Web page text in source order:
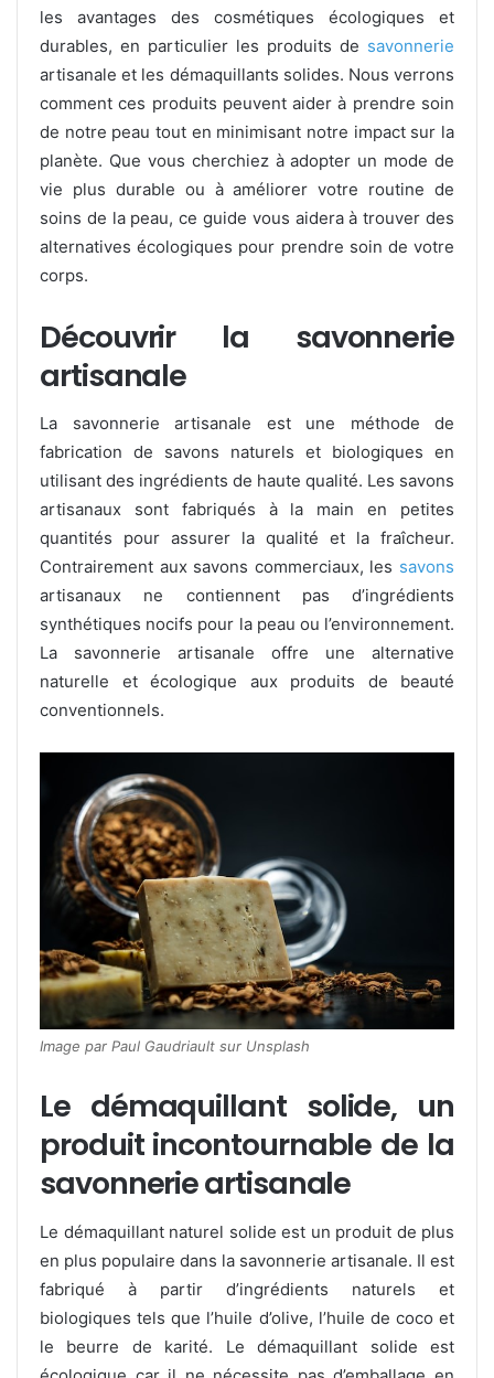
les avantages des cosmétiques écologiques et
durables, en particulier les produits de savonnerie
artisanale et les démaquillants solides. Nous verrons
comment ces produits peuvent aider à prendre soin
de notre peau tout en minimisant notre impact sur la
planète. Que vous cherchiez à adopter un mode de
vie plus durable ou à améliorer votre routine de
soins de la peau, ce guide vous aidera à trouver des
alternatives écologiques pour prendre soin de votre
corps.
Découvrir la savonnerie
artisanale
La savonnerie artisanale est une méthode de
fabrication de savons naturels et biologiques en
utilisant des ingrédients de haute qualité. Les savons
artisanaux sont fabriqués à la main en petites
quantités pour assurer la qualité et la fraîcheur.
Contrairement aux savons commerciaux, les savons
artisanaux ne contiennent pas d’ingrédients
synthétiques nocifs pour la peau ou l’environnement.
La savonnerie artisanale offre une alternative
naturelle et écologique aux produits de beauté
conventionnels.
Image par Paul Gaudriault sur Unsplash
Le démaquillant solide, un
produit incontournable de la
savonnerie artisanale
Le démaquillant naturel solide est un produit de plus
en plus populaire dans la savonnerie artisanale. Il est
fabriqué à partir d’ingrédients naturels et
biologiques tels que l’huile d’olive, l’huile de coco et
le beurre de karité. Le démaquillant solide est